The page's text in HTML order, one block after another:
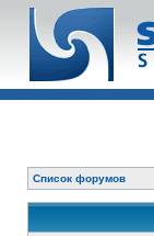
Список форумов